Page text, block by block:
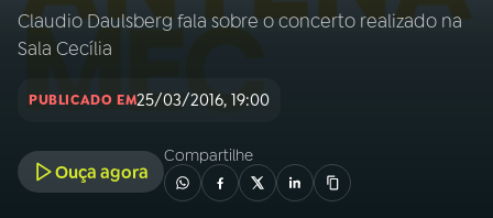
Início AO VIVO
INÍCIO
A RÁDIO
Claudio Daulsberg fala sobre o concerto realizado na
Sala Cecília
PUBLICADO EM25/03/2016, 19:00
Ouça agora
Compartilhe